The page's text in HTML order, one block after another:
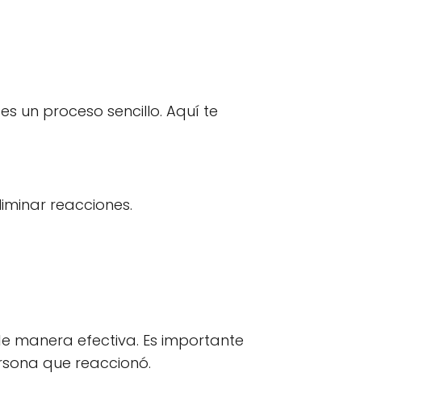
un proceso sencillo. Aquí te
reacciones.
manera efectiva. Es importante
que reaccionó.